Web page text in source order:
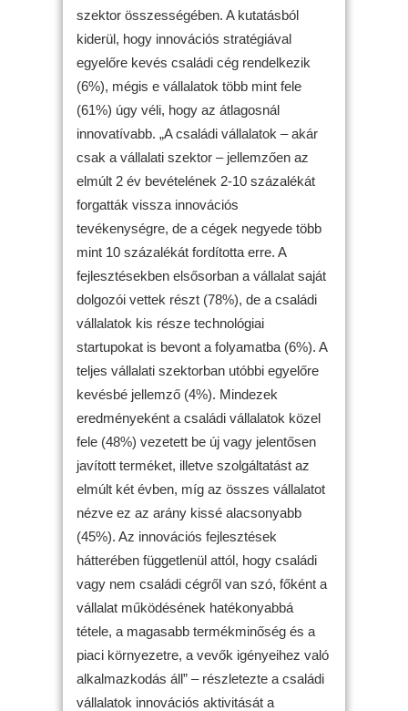
szektor összességében. A kutatásból
kiderül, hogy innovációs stratégiával
egyelőre kevés családi cég rendelkezik
(6%), mégis e vállalatok több mint fele
(61%) úgy véli, hogy az átlagosnál
innovatívabb. „A családi vállalatok – akár
csak a vállalati szektor – jellemzően az
elmúlt 2 év bevételének 2-10 százalékát
forgatták vissza innovációs
tevékenységre, de a cégek negyede több
mint 10 százalékát fordította erre. A
fejlesztésekben elsősorban a vállalat saját
dolgozói vettek részt (78%), de a családi
vállalatok kis része technológiai
startupokat is bevont a folyamatba (6%). A
teljes vállalati szektorban utóbbi egyelőre
kevésbé jellemző (4%). Mindezek
eredményeként a családi vállalatok közel
fele (48%) vezetett be új vagy jelentősen
javított terméket, illetve szolgáltatást az
elmúlt két évben, míg az összes vállalatot
nézve ez az arány kissé alacsonyabb
(45%). Az innovációs fejlesztések
hátterében függetlenül attól, hogy családi
vagy nem családi cégről van szó, főként a
vállalat működésének hatékonyabbá
tétele, a magasabb termékminőség és a
piaci környezetre, a vevők igényeihez való
alkalmazkodás áll” – részletezte a családi
vállalatok innovációs aktivitását a